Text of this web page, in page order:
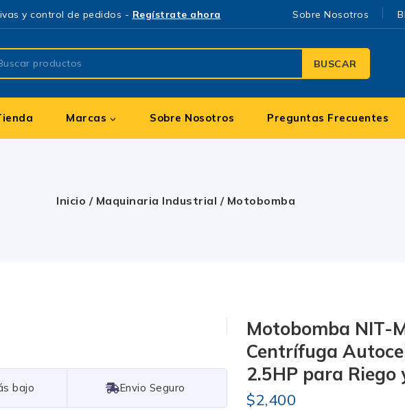
y control de pedidos - Regístrate ahora Sobre Nosotros
BUSCAR
Marcas Sobre Nosotros Preguntas Frecuentes
Inicio / Maquinaria Industrial / Motobomba
Free Shipping
Motobomba NIT-
Centrífuga
2.5HP para Riego
$2,400